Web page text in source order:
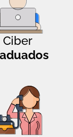
Ciber